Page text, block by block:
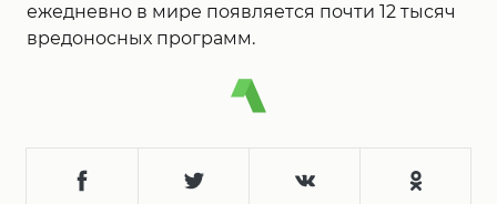
ежедневно в мире появляется почти 12 тысяч
вредоносных программ.